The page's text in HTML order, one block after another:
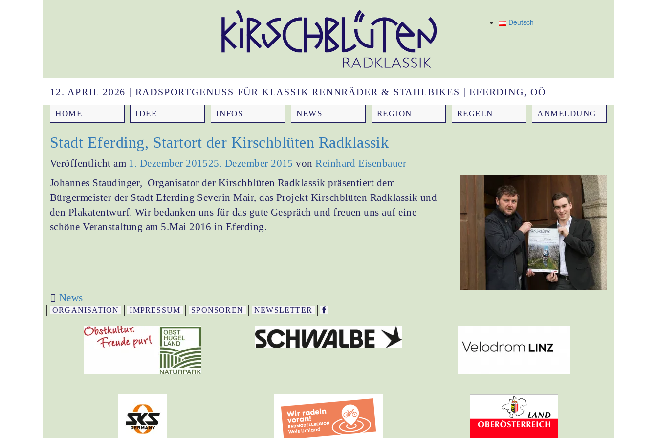
Deutsch
12. APRIL 2026 | RADSPORTGENUSS FÜR KLASSIK RENNRÄDER & STAHLBIKES | EFERDING, OÖ
HOME IDEE INFOS NEWS REGION REGELN ANMELDUNG
Stadt Eferding, Startort der Kirschblüten Radklassik
Veröffentlicht am 1. Dezember 201525. Dezember 2015 vonReinhard Eisenbauer
Johannes Staudinger, Organisator der Kirschblüten Radklassik präsentiert dem
Bürgermeister der Stadt Eferding Severin Mair, das Projekt Kirschblüten Radklassik und
den Plakatentwurf. Wir bedanken uns für das gute Gespräch und freuen uns auf eine
schöne Veranstaltung am 5.Mai 2016 in Eferding.
News
ORGANISATION IMPRESSUM SPONSOREN NEWSLETTER